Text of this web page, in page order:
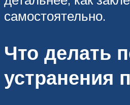
самостоятельно.
Что делать
устранения